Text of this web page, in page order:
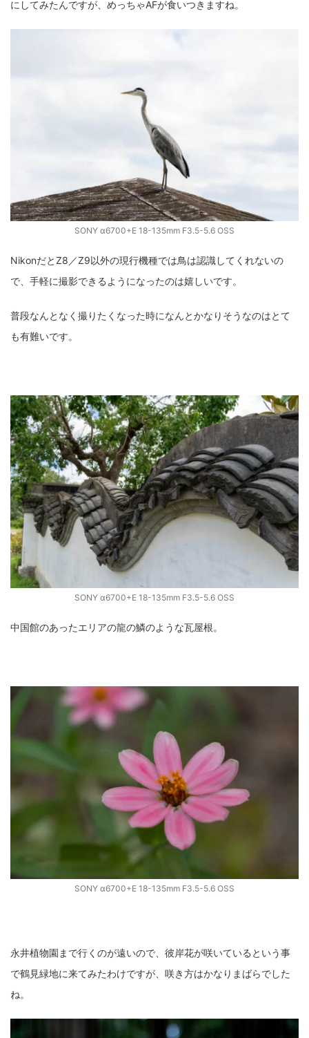
にしてみたんですが、めっちゃAFが食いつきますね。
SONY α6700+E 18-135mm F3.5-5.6 OSS
NikonだとZ8／Z9以外の現行機種では鳥は認識してくれないの
で、手軽に撮影できるようになったのは嬉しいです。
普段なんとなく撮りたくなった時になんとかなりそうなのはとて
も有難いです。
SONY α6700+E 18-135mm F3.5-5.6 OSS
中国館のあったエリアの龍の鱗のような瓦屋根。
SONY α6700+E 18-135mm F3.5-5.6 OSS
永井植物園まで行くのが遠いので、彼岸花が咲いているという事
で鶴見緑地に来てみたわけですが、咲き方はかなりまばらでした
ね。